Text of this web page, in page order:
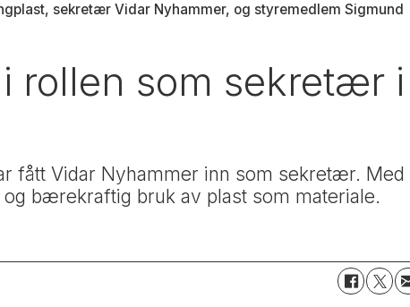
sekretær Vidar Nyhammer, og styremedlem Sigmund
rollen som sekretær i
fått Vidar Nyhammer inn som sekretær. Med
bærekraftig bruk av plast som materiale.